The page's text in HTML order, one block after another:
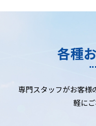
各種
専門スタッフがお客様
軽に